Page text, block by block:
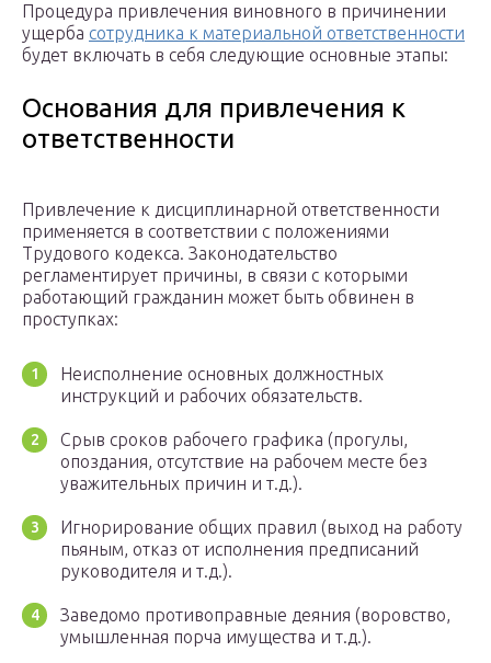
Процедура привлечения виновного в причинении
ущерба сотрудника к материальной ответственности
будет включать в себя следующие основные этапы:
Основания для привлечения к
ответственности
Привлечение к дисциплинарной ответственности
применяется в соответствии с положениями
Трудового кодекса. Законодательство
регламентирует причины, в связи с которыми
работающий гражданин может быть обвинен в
проступках:
Неисполнение основных должностных
инструкций и рабочих обязательств.
Срыв сроков рабочего графика (прогулы,
опоздания, отсутствие на рабочем месте без
уважительных причин и т.д.).
Игнорирование общих правил (выход на работу
пьяным, отказ от исполнения предписаний
руководителя и т.д.).
Заведомо противоправные деяния (воровство,
умышленная порча имущества и т.д.).